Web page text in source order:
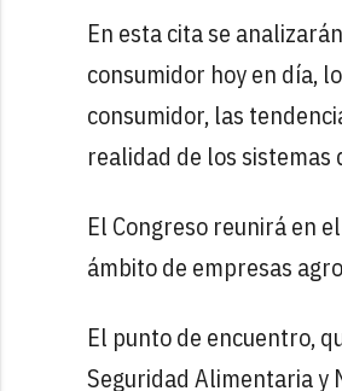
En esta cita se
consumidor hoy en día,
consumidor, las
realidad de los sistemas
El Congreso reunirá en el
ámbito de empresas
El punto de encuentro,
Seguridad Alimentaria y